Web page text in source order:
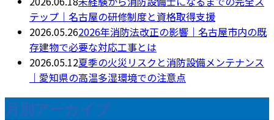
テップ｜名古屋の研修制度と資格取得支援
2026.05.262026年消防法改正の影響｜名古屋市内の既
存建物で必要な対応工事とは
2026.05.12夏季の火災リスクと消防設備メンテナンス
｜愛知県の高温多湿環境での注意点
月別アーカイブ